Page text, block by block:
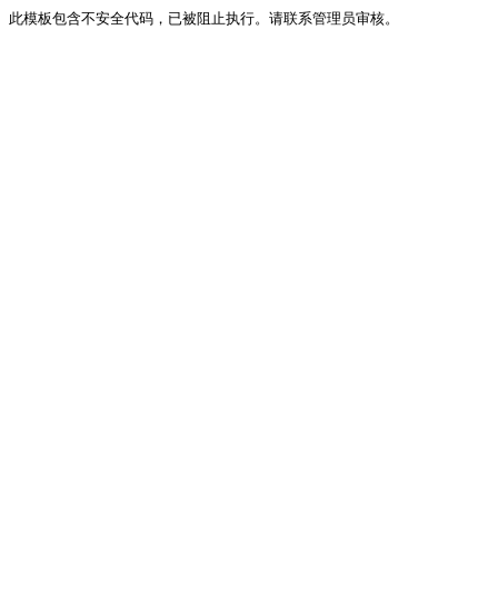
此模板包含不安全代码，已被阻止执行。请联系管理员审核。